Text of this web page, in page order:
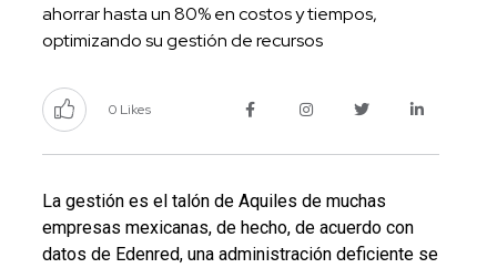
ahorrar hasta un 80% en costos y tiempos,
optimizando su gestión de recursos
0 Likes
La gestión es el talón de Aquiles de muchas
empresas mexicanas, de hecho, de acuerdo con
datos de Edenred, una administración deficiente se